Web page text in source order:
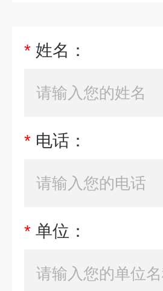
* 姓名：
* 电话：
* 单位：